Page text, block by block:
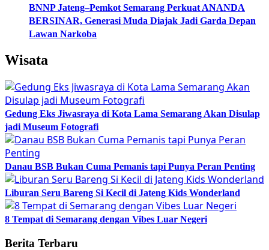
BNNP Jateng–Pemkot Semarang Perkuat ANANDA
BERSINAR, Generasi Muda Diajak Jadi Garda Depan
Lawan Narkoba
Wisata
Gedung Eks Jiwasraya di Kota Lama Semarang Akan Disulap
jadi Museum Fotografi
Danau BSB Bukan Cuma Pemanis tapi Punya Peran Penting
Liburan Seru Bareng Si Kecil di Jateng Kids Wonderland
8 Tempat di Semarang dengan Vibes Luar Negeri
Berita Terbaru